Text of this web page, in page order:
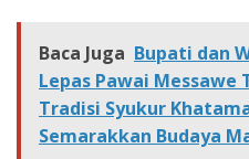
Baca Juga Bupati dan
Lepas Pawai Messawe
Tradisi Syukur
Semarakkan Budaya